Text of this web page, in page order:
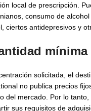
local de prescripción.
consumo de
antidepresivos y
mínima
solicitada, el
no publica precios
mercado. Por lo
sus requisitos de